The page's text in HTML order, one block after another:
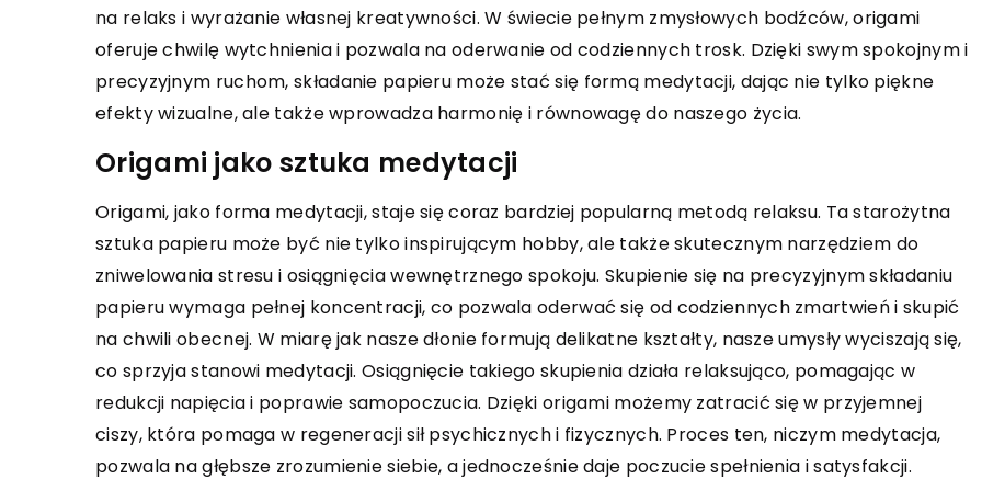
na relaks i wyrażanie własnej kreatywności. W świecie pełnym zmysłowych bodźców, origami
oferuje chwilę wytchnienia i pozwala na oderwanie od codziennych trosk. Dzięki swym spokojnym i
precyzyjnym ruchom, składanie papieru może stać się formą medytacji, dając nie tylko piękne
efekty wizualne, ale także wprowadza harmonię i równowagę do naszego życia.
Origami jako sztuka medytacji
Origami, jako forma medytacji, staje się coraz bardziej popularną metodą relaksu. Ta starożytna
sztuka papieru może być nie tylko inspirującym hobby, ale także skutecznym narzędziem do
zniwelowania stresu i osiągnięcia wewnętrznego spokoju. Skupienie się na precyzyjnym składaniu
papieru wymaga pełnej koncentracji, co pozwala oderwać się od codziennych zmartwień i skupić
na chwili obecnej. W miarę jak nasze dłonie formują delikatne kształty, nasze umysły wyciszają się,
co sprzyja stanowi medytacji. Osiągnięcie takiego skupienia działa relaksująco, pomagając w
redukcji napięcia i poprawie samopoczucia. Dzięki origami możemy zatracić się w przyjemnej
ciszy, która pomaga w regeneracji sił psychicznych i fizycznych. Proces ten, niczym medytacja,
pozwala na głębsze zrozumienie siebie, a jednocześnie daje poczucie spełnienia i satysfakcji.
ROZRYWKA
kwietnia 2023
pomysły na randkę w
w restauracji to klasyczne
które zawsze cieszy się
Jednak, aby sprawić, że
będzie niezapomniana, warto
czegoś nowego i
W tym tekście
kilka pomysłów na
w restauracji, które z pewnością
drugą osobę.
INNE
21 marca 2024
Jak naturalne składniki ziołowe mogą
wspomagać proces odchudzania?
Odkryj moc ziół w procesie odchudzania!
W tym artykule dowiesz się, jak
wykorzystać dobroczynne właściwości
naturalnych składników roślinnych dla
poprawy efektów diety i ćwiczeń.
ĆWICZ UMYSŁ WARCABY
15 maja 2025
Jak rozpocząć swoją
elektroniką i
Odkryj, jak zacząć swoją
elektroniką i
Praktyczne wskazówki i
początkujących, które
postawić pierwsze kroki w
świecie technologii.